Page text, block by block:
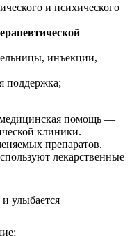
и психического
инъекции,
поддержка;
медицинская помощь —
клиники.
препаратов.
лекарственные